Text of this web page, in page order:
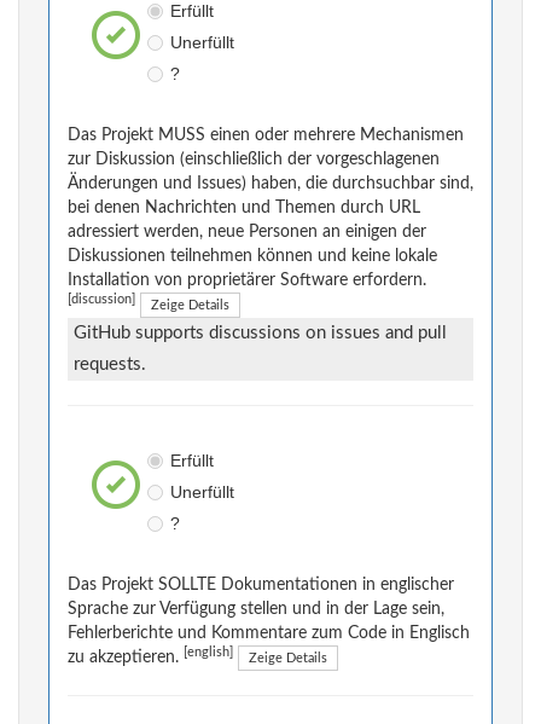
Erfüllt
Unerfüllt
?
Das Projekt MUSS einen oder mehrere Mechanismen
zur Diskussion (einschließlich der vorgeschlagenen
Änderungen und Issues) haben, die durchsuchbar sind,
bei denen Nachrichten und Themen durch URL
adressiert werden, neue Personen an einigen der
Diskussionen teilnehmen können und keine lokale
Installation von proprietärer Software erfordern.
[discussion] Zeige Details
GitHub supports discussions on issues and pull
requests.
Erfüllt
Unerfüllt
?
Das Projekt SOLLTE Dokumentationen in englischer
Sprache zur Verfügung stellen und in der Lage sein,
Fehlerberichte und Kommentare zum Code in Englisch
zu akzeptieren.
[english] Zeige Details